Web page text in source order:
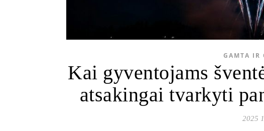
GAMTA IR
Kai gyventojams
atsakingai tvarkyti
2025